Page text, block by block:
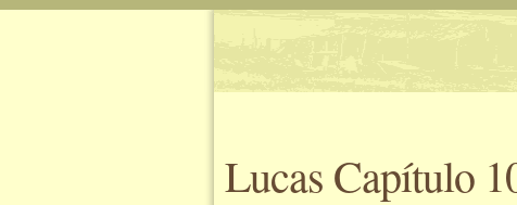
Lucas Capítulo